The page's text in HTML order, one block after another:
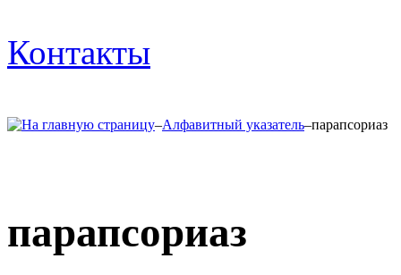
Контакты
–Алфавитный указатель–парапсориаз
парапсориаз